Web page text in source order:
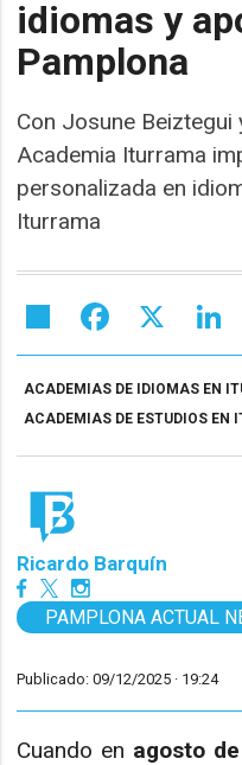
idiomas y
Pamplona
Con Josune Beiztegui
Academia Iturrama
personalizada en
Iturrama
Share Facebook
ACADEMIAS DE IDIOMAS EN
ACADEMIAS DE ESTUDIOS EN
Ricardo Barquín
PAMPLONA ACTUAL
Publicado: 09/12/2025 · 19:24
Cuando en agosto